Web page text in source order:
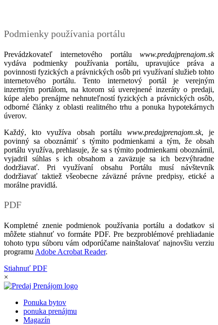
Podmienky používania portálu
Prevádzkovateľ internetového portálu www.predajprenajom.sk
vydáva podmienky používania portálu, upravujúce práva a
povinnosti fyzických a právnických osôb pri využívaní služieb tohto
internetového portálu. Tento internetový portál je verejným
inzertným portálom, na ktorom sú uverejnené inzeráty o predaji,
kúpe alebo prenájme nehnuteľností fyzických a právnických osôb,
odborné články z oblasti realitného trhu a ponuka hypotekárnych
úverov.
Každý, kto využíva obsah portálu www.predajprenajom.sk, je
povinný sa oboznámiť s týmito podmienkami a tým, že obsah
portálu využíva, prehlasuje, že sa s týmito podmienkami oboznámil,
vyjadril súhlas s ich obsahom a zaväzuje sa ich bezvýhradne
dodržiavať. Pri využívaní obsahu Portálu musí návštevník
dodržiavať taktiež všeobecne záväzné právne predpisy, etické a
morálne pravidlá.
PDF
Kompletné znenie podmienok používania portálu a dodatkov si
môžete stiahnuť vo formáte PDF. Pre bezproblémové prehliadanie
tohoto typu súboru vám odporúčame nainštalovať najnovšiu verziu
programu Adobe Acrobat Reader.
Stiahnuť PDF
×
Ponuka bytov
ponuka prenájmu
Magazín